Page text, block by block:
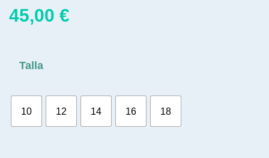
45,00 €
Talla
10 12 14 16 18